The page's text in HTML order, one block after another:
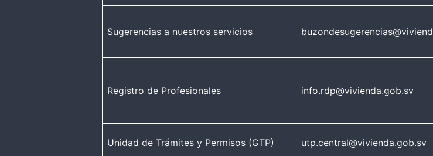
Sugerencias a nuestros servicios
Registro de Profesionales info.rdp@vivienda.gob.sv
Unidad de Trámites y Permisos (GTP) utp.central@vivienda.gob.sv